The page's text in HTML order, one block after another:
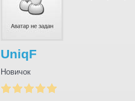
UniqF
Новичок